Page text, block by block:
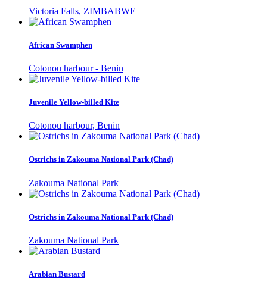
Victoria Falls, ZIMBABWE
African Swamphen
Cotonou harbour - Benin
Juvenile Yellow-billed Kite
Cotonou harbour, Benin
Ostrichs in Zakouma National Park (Chad)
Zakouma National Park
Ostrichs in Zakouma National Park (Chad)
Zakouma National Park
Arabian Bustard